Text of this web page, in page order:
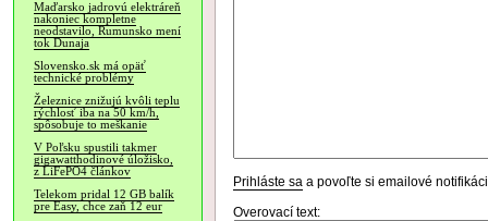
Maďarsko jadrovú elektráreň
nakoniec kompletne
neodstavilo, Rumunsko mení
tok Dunaja
Slovensko.sk má opäť
technické problémy
Železnice znižujú kvôli teplu
rýchlosť iba na 50 km/h,
spôsobuje to meškanie
V Poľsku spustili takmer
gigawatthodinové úložisko,
z LiFePO4 článkov
Telekom pridal 12 GB balík
pre Easy, chce zaň 12 eur
Prihláste sa a povoľte si emailové
Overovací text: